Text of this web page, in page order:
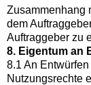
Zusammenhang
dem
Auftraggeber zu
8. Eigentum an
8.1 An
Nutzungsrechte